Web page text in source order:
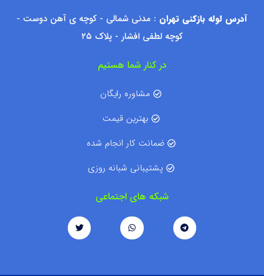
آدرس لوله بازکنی تهران : مدنی شمالی - کوچه ی آهن دوست -
کوچه لطفی افشار - پلاک ۲۵
در کنار شما هستیم
مشاوره رایگان
بهترین قیمت
ضمانت کار انجام شده
پشتیبانی شبانه روزی
شبکه های اجتماعی